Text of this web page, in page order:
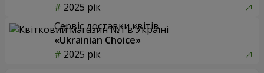
2025 рік
Сервіс доставки квітів
«Ukrainian Choice»
2025 рік